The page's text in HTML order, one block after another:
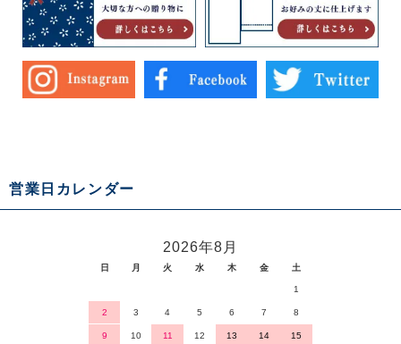
営業日カレンダー
2026年8月
日 月 火 水 木 金 土
1
2 3 4 5 6 7 8
9 10 11 12 13 14 15